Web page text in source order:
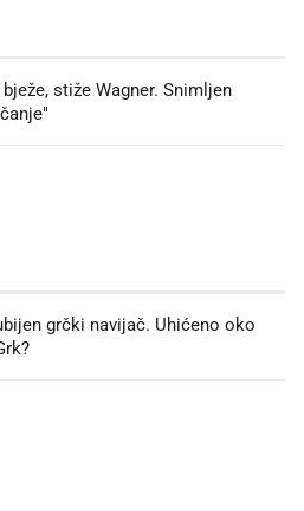
stiže Wagner. Snimljen
grčki navijač. Uhićeno oko